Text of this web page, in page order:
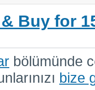
Buy for
bölümünde
bize